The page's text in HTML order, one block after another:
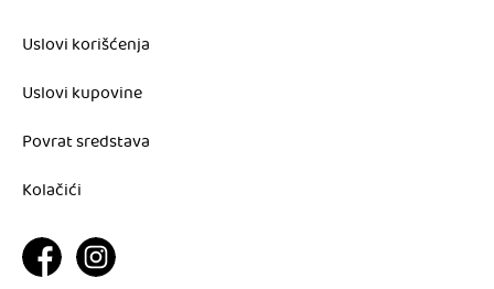
Uslovi korišćenja
Uslovi kupovine
Povrat sredstava
Kolačići